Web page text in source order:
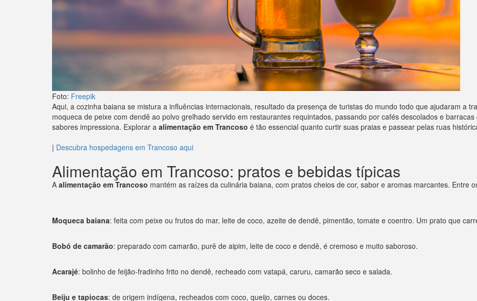
Foto: Freepik
Aqui, a cozinha baiana se mistura a influências internacionais, resultado da presença de turistas do mundo todo que ajudaram a
moqueca de peixe com dendê ao polvo grelhado servido em restaurantes requintados, passando por cafés descolados e
sabores impressiona. Explorar a alimentação em Trancoso é tão essencial quanto curtir suas praias e passear pelas ruas
| Descubra hospedagens em Trancoso aqui
Alimentação em Trancoso: pratos e bebidas típicas
A alimentação em Trancoso mantém as raízes da culinária baiana, com pratos cheios de cor, sabor e aromas marcantes. Entre
Moqueca baiana: feita com peixe ou frutos do mar, leite de coco, azeite de dendê, pimentão, tomate e coentro. Um prato que
Bobó de camarão: preparado com camarão, purê de aipim, leite de coco e dendê, é cremoso e muito saboroso.
Acarajé: bolinho de feijão-fradinho frito no dendê, recheado com vatapá, caruru, camarão seco e salada.
Beiju e tapiocas: de origem indígena, recheados com coco, queijo, carnes ou doces.